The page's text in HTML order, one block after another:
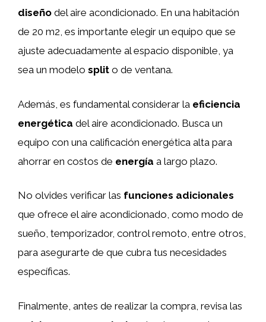
diseño del aire acondicionado. En una habitación
de 20 m2, es importante elegir un equipo que se
ajuste adecuadamente al espacio disponible, ya
sea un modelo split o de ventana.
Además, es fundamental considerar la eficiencia
energética del aire acondicionado. Busca un
equipo con una calificación energética alta para
ahorrar en costos de energía a largo plazo.
No olvides verificar las funciones adicionales
que ofrece el aire acondicionado, como modo de
sueño, temporizador, control remoto, entre otros,
para asegurarte de que cubra tus necesidades
específicas.
Finalmente, antes de realizar la compra, revisa las